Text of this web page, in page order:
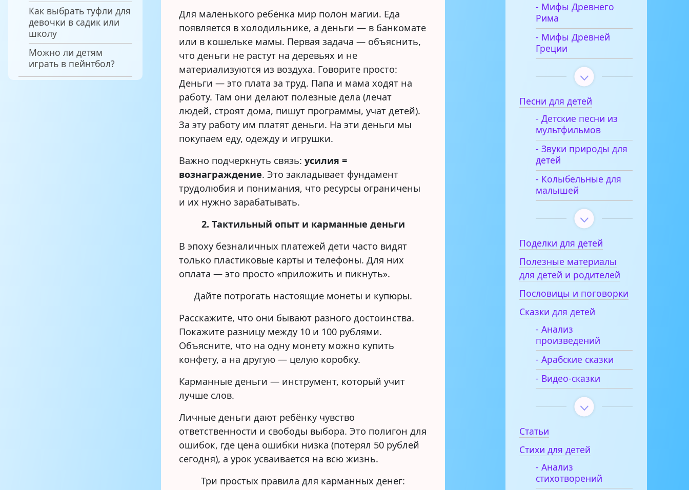
Как выбрать туфли для
девочки в садик или
школу
Можно ли детям
играть в пейнтбол?
Для маленького ребёнка мир полон магии. Еда
появляется в холодильнике, а деньги — в банкомате
или в кошельке мамы. Первая задача — объяснить,
что деньги не растут на деревьях и не
материализуются из воздуха. Говорите просто:
Деньги — это плата за труд. Папа и мама ходят на
работу. Там они делают полезные дела (лечат
людей, строят дома, пишут программы, учат детей).
За эту работу им платят деньги. На эти деньги мы
покупаем еду, одежду и игрушки.
Важно подчеркнуть связь:усилия =
вознаграждение. Это закладывает фундамент
трудолюбия и понимания, что ресурсы ограничены
и их нужно зарабатывать.
2. Тактильный опыт и карманные деньги
В эпоху безналичных платежей дети часто видят
только пластиковые карты и телефоны. Для них
оплата — это просто «приложить и пикнуть».
Дайте потрогать настоящие монеты и купюры.
Расскажите, что они бывают разного достоинства.
Покажите разницу между 10 и 100 рублями.
Объясните, что на одну монету можно купить
конфету, а на другую — целую коробку.
Карманные деньги — инструмент, который учит
лучше слов.
Личные деньги дают ребёнку чувство
ответственности и свободы выбора. Это полигон для
ошибок, где цена ошибки низка (потерял 50 рублей
сегодня), а урок усваивается на всю жизнь.
Три простых правила для карманных денег:
- Мифы Древнего
Рима
- Мифы Древней
Греции
Песни для детей
- Детские песни из
мультфильмов
- Звуки природы для
детей
- Колыбельные для
малышей
Поделки для детей
Полезные материалы
для детей и родителей
Пословицы и поговорки
Сказки для детей
- Анализ
произведений
- Арабские сказки
- Видео-сказки
Статьи
Стихи для детей
- Анализ
стихотворений